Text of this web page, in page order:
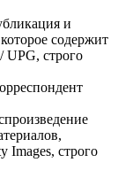
и
содержит
строго
Images, строго